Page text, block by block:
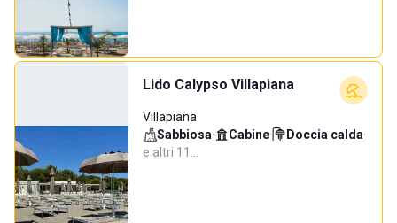
Lido Calypso Villapiana
Villapiana
Sabbiosa· Cabine· Doccia calda·
e altri 11…